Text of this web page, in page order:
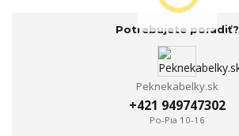
Potrebujete poradiť?
Peknekabelky.sk
+421 949747302
Po-Pia 10-16